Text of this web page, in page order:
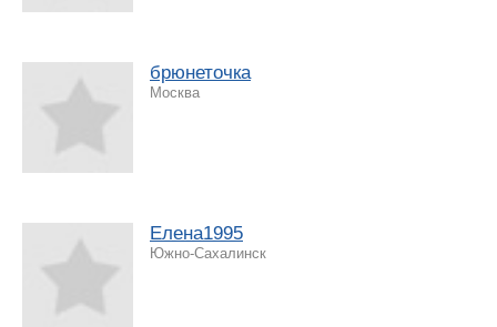
брюнеточка
Москва
Елена1995
Южно-Сахалинск